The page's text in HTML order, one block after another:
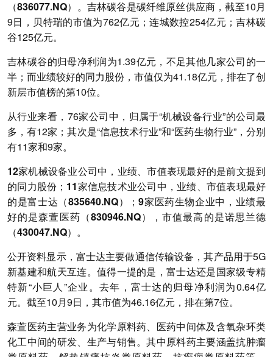
（836077.NQ）。 吉林碳谷是碳纤维原丝供应商，截至10月
9日，贝特瑞的市值为762亿元；连城数控254亿元；吉林碳
谷125亿元。
吉林碳谷的归母净利润为1.39亿元，不足其他几家公司的一
半；而业绩较好的同力股份，市值仅为41.18亿元，排在了创
新层市值榜的第10位。
从行业来看，76家公司中，归属于“机械设备行业”的公司最
多，有12家；其次是“信息技术行业”和“医药生物行业”，分别
有11家和9家。
12家机械设备业公司中，业绩、市值表现最好的是前文提到
的同力股份；11家信息技术业公司中，业绩、市值表现最好
的是富士达（835640.NQ）；9家医药生物企业中，业绩最
好的是森萱医药 （830946.NQ），市值最高的是诺思兰德
（430047.NQ）。
公开资料显示，富士达主要做通信传输设备，其产品用于5G
新基建和航天互连。值得一提的是，富士达还是国家级专精
特新“小巨人”企业。去年，富士达的归母净利润为0.64亿
元。截至10月9日，其市值为46.16亿元，排在第7位。
森萱医药主营业务为化学原料药、医药中间体及含氧杂环类
化工中间的研发、生产与销售。其中原料药主要涵盖抗肿瘤